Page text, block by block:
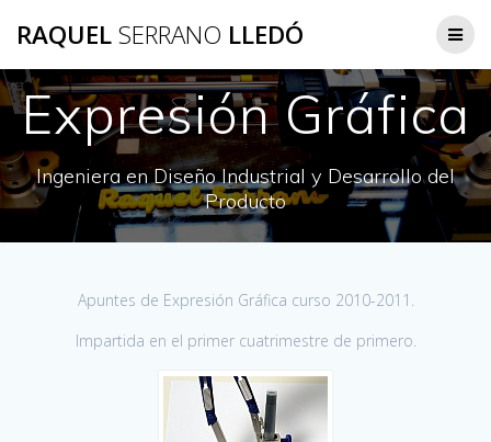
al
RAQUELSERRANO LLEDÓ
Expresión Gráfica
Ingeniera en Diseño Industrial y Desarrollo del
Producto
Apuntes de Expresión Gráfica curso 2010-2011.
Impartida en el primer cuatrimestre de primero.